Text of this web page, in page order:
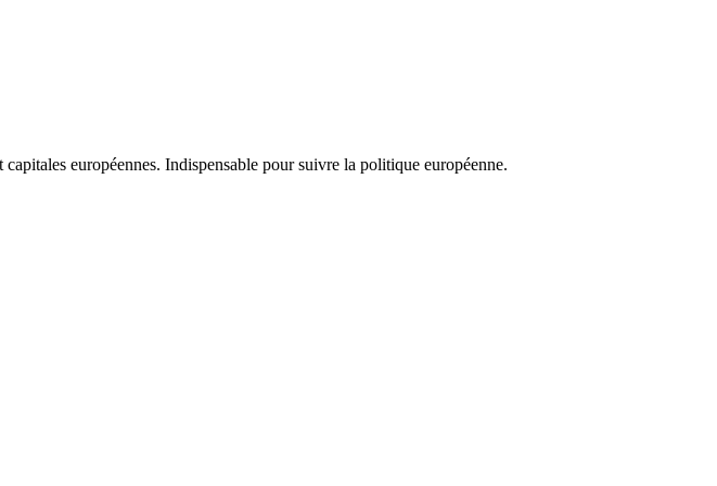
européennes. Indispensable pour suivre la politique européenne.